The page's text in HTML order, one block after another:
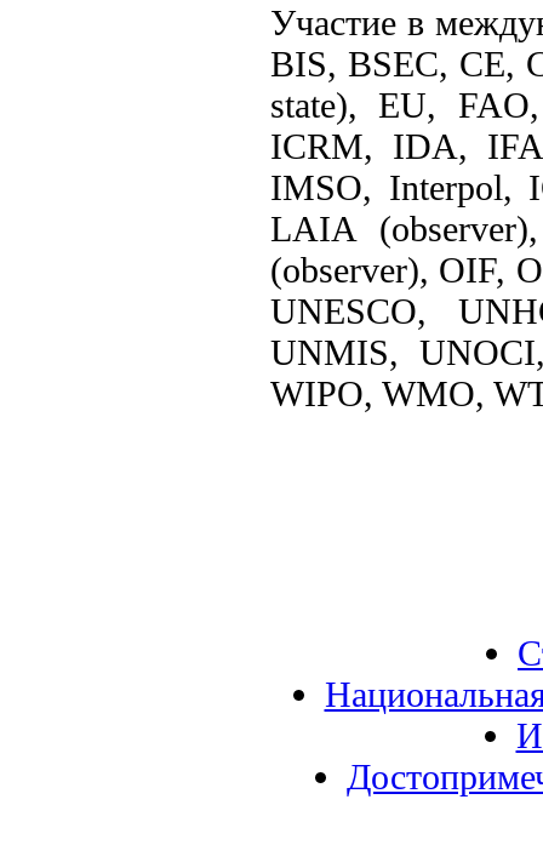
Участие в
BIS, BSEC, CE,
state), EU,
ICRM, IDA,
IMSO, Interpol,
LAIA
(observer), OIF,
UNESCO,
UNMIS,
WIPO, WMO,